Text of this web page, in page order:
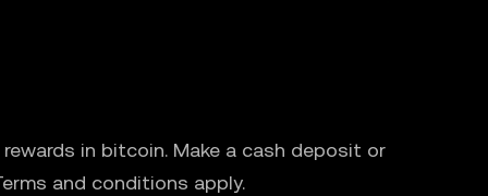
in bitcoin. Make a cash deposit or
and conditions apply.